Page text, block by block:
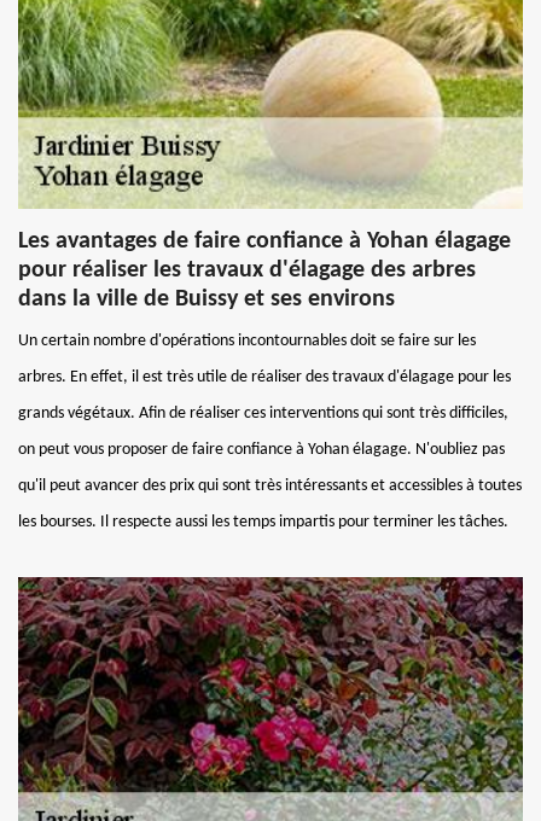
Les avantages de faire confiance à Yohan élagage
pour réaliser les travaux d'élagage des arbres
dans la ville de Buissy et ses environs
Un certain nombre d'opérations incontournables doit se faire sur les
arbres. En effet, il est très utile de réaliser des travaux d'élagage pour les
grands végétaux. Afin de réaliser ces interventions qui sont très difficiles,
on peut vous proposer de faire confiance à Yohan élagage. N'oubliez pas
qu'il peut avancer des prix qui sont très intéressants et accessibles à toutes
les bourses. Il respecte aussi les temps impartis pour terminer les tâches.